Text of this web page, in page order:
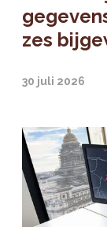
zes
30 juli 2026